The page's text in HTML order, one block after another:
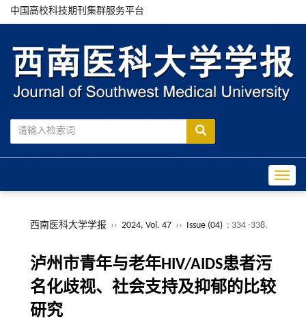
中国高校科技期刊集群服务平台
西南医科大学学报 ›› 2024, Vol. 47 ›› Issue (04) : 334 -338.
泸州市青年与老年HIV/AIDS患者污
名化歧视、社会支持及抑郁的比较
研究